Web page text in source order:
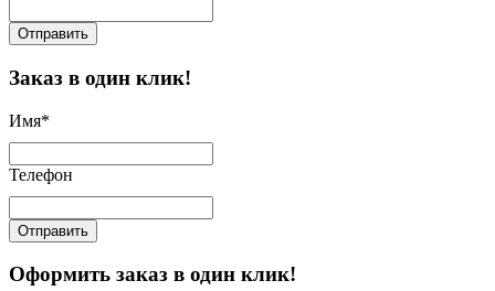
Отправить
Заказ в один клик!
Имя*
Телефон
Отправить
Оформить заказ в один клик!